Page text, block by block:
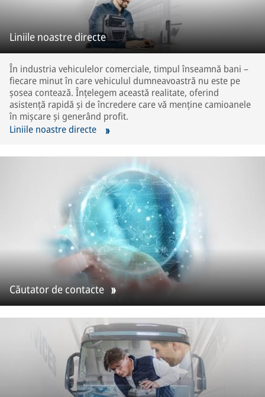
Liniile noastre directe
În industria vehiculelor comerciale, timpul înseamnă bani –
fiecare minut în care vehiculul dumneavoastră nu este pe
șosea contează. Înțelegem această realitate, oferind
asistență rapidă și de încredere care vă menține camioanele
în mișcare și generând profit.
Liniile noastre directe
Căutator de contacte